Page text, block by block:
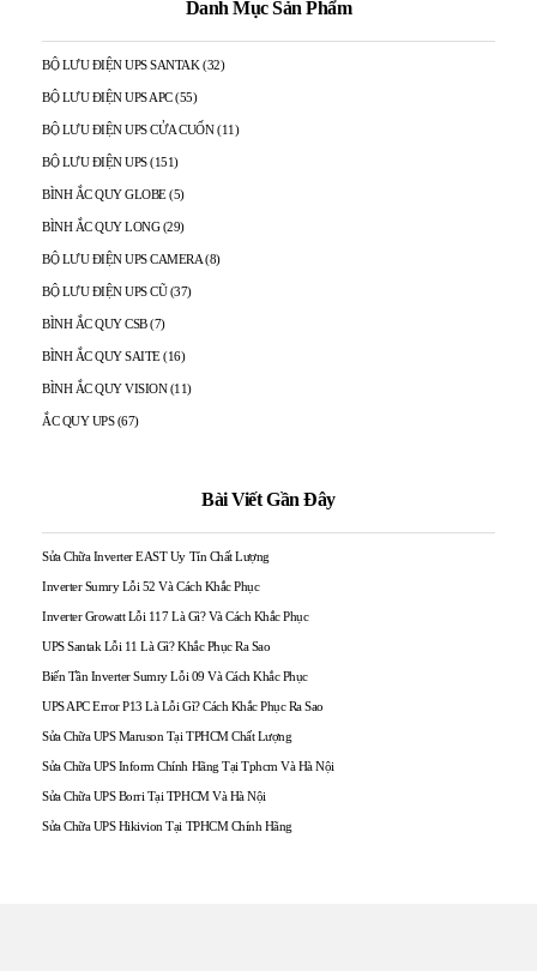
Danh Mục Sản Phẩm
BỘ LƯU ĐIỆN UPS SANTAK (32)
BỘ LƯU ĐIỆN UPS APC (55)
BỘ LƯU ĐIỆN UPS CỬA CUỐN (11)
BỘ LƯU ĐIỆN UPS (151)
BÌNH ẮC QUY GLOBE (5)
BÌNH ẮC QUY LONG (29)
BỘ LƯU ĐIỆN UPS CAMERA (8)
BỘ LƯU ĐIỆN UPS CŨ (37)
BÌNH ẮC QUY CSB (7)
BÌNH ẮC QUY SAITE (16)
BÌNH ẮC QUY VISION (11)
ẮC QUY UPS (67)
Bài Viết Gần Đây
Sửa Chữa Inverter EAST Uy Tín Chất Lượng
Inverter Sumry Lỗi 52 Và Cách Khắc Phục
Inverter Growatt Lỗi 117 Là Gì? Và Cách Khắc Phục
UPS Santak Lỗi 11 Là Gì? Khắc Phục Ra Sao
Biến Tần Inverter Sumry Lỗi 09 Và Cách Khắc Phục
UPS APC Error P13 Là Lỗi Gì? Cách Khắc Phục Ra Sao
Sửa Chữa UPS Maruson Tại TPHCM Chất Lượng
Sửa Chữa UPS Inform Chính Hãng Tại Tphcm Và Hà Nội
Sửa Chữa UPS Borri Tại TPHCM Và Hà Nội
Sửa Chữa UPS Hikivion Tại TPHCM Chính Hãng